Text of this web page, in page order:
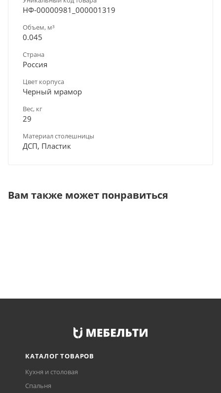
НФ-00000981_000001319
Объем, м³
0.045
Страна
Россия
Цвет корпуса
Черный мрамор
Вес, кг
29
Материал столешницы
ДСП, Пластик
Вам также может понравиться
КАТАЛОГ ТОВАРОВ
Кухня и столовая
Спальня